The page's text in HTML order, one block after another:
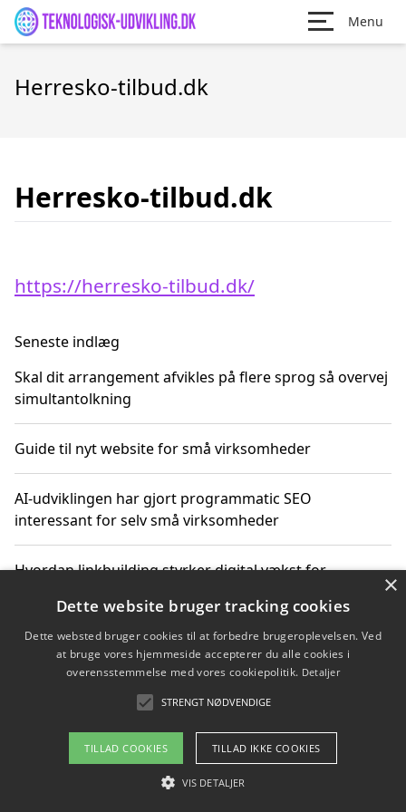
Menu
Herresko-tilbud.dk
Herresko-tilbud.dk
https://herresko-tilbud.dk/
Seneste indlæg
Skal dit arrangement afvikles på flere sprog så overvej
simultantolkning
Guide til nyt website for små virksomheder
AI-udviklingen har gjort programmatic SEO
interessant for selv små virksomheder
Hvordan linkbuilding styrker digital vækst for
Sådan har udviklingen inden for genbrug af elektronik
ændret sig
Copyright 2026 - Pilanto Aps
Om / kontakt
×
Dette website bruger tracking cookies
Dette websted bruger cookies til at forbedre brugeroplevelsen. Ved
at bruge vores hjemmeside accepterer du alle cookies i
overensstemmelse med vores cookiepolitik. Detaljer
STRENGT NØDVENDIGE
TILLAD COOKIES TILLAD IKKE COOKIES
VIS DETALJER